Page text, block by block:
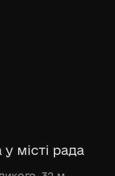
місті рада